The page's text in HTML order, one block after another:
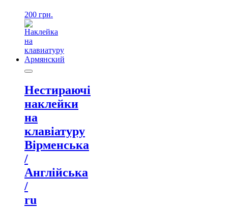
200 грн.
Нестираючі
наклейки
на
клавіатуру
Вірменська
/
Англійська
/
ru